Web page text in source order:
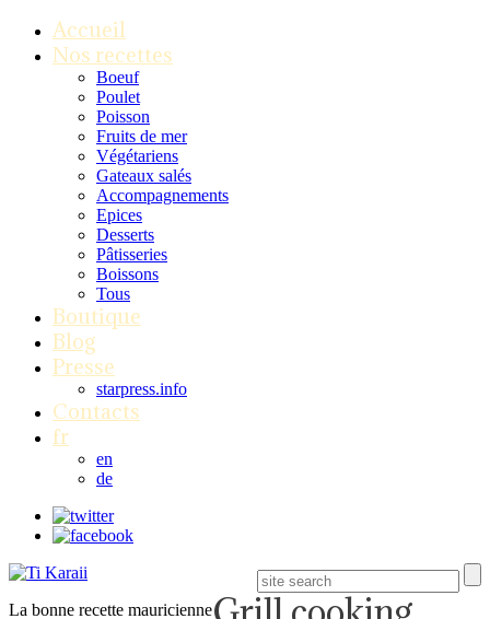
Accueil
Nos recettes
Boeuf
Poulet
Poisson
Fruits de mer
Végétariens
Gateaux salés
Accompagnements
Epices
Desserts
Pâtisseries
Boissons
Tous
Boutique
Blog
Presse
starpress.info
Contacts
fr
en
de
La bonne recette mauricienne